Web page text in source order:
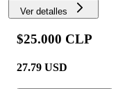
Ver detalles
$25.000 CLP
27.79 USD